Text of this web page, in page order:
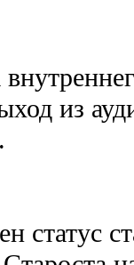
из
статус